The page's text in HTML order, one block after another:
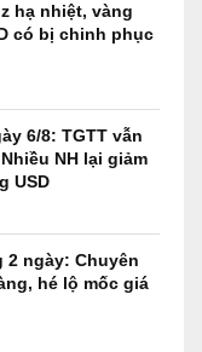
R
hạ nhiệt, vàng
có bị chinh phục
6/8: TGTT vẫn
NH lại giảm
USD
2 ngày: Chuyên
hé lộ mốc giá